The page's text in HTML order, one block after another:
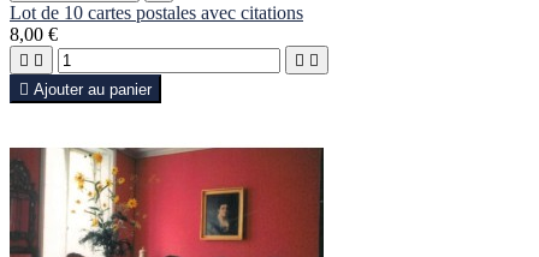
Lot de 10 cartes postales avec citations
8,00 €
   
 Ajouter au panier